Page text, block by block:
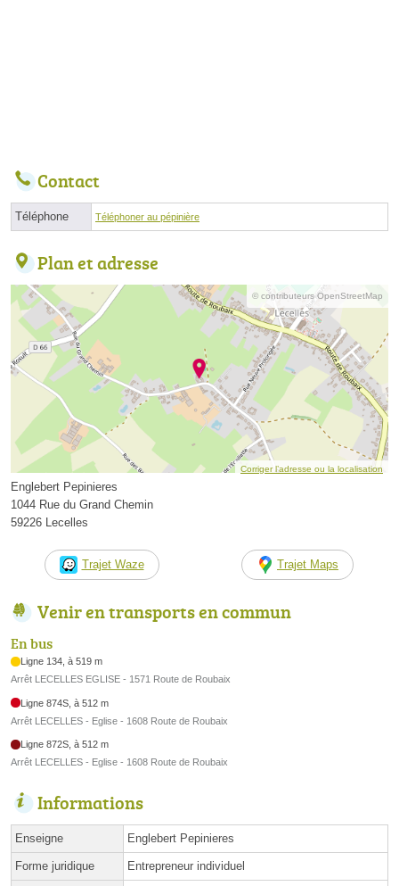
Contact
Téléphone Téléphoner au pépinière
Plan et adresse
© contributeurs OpenStreetMap
Corriger l’adresse ou la localisation
Englebert Pepinieres
1044 Rue du Grand Chemin
59226 Lecelles
Trajet Waze Trajet Maps
Venir en transports en commun
En bus
Ligne 134, à 519 m
Arrêt LECELLES EGLISE - 1571 Route de Roubaix
Ligne 874S, à 512 m
Arrêt LECELLES - Eglise - 1608 Route de Roubaix
Ligne 872S, à 512 m
Arrêt LECELLES - Eglise - 1608 Route de Roubaix
Informations
Enseigne Englebert Pepinieres
Forme juridique Entrepreneur individuel